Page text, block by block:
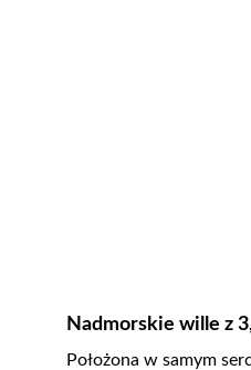
Nadmorskie wille z
Położona w samym